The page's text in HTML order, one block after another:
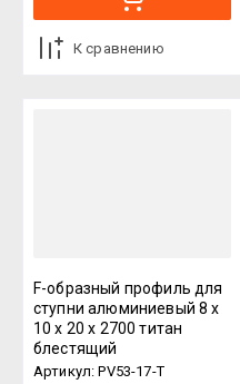
К сравнению
F-образный профиль для
ступни алюминиевый 8 х
10 х 20 х 2700 титан
блестящий
Артикул: PV53-17-T